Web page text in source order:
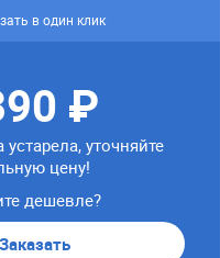
в один клик
₽
уточняйте
цену!
дешевле?
Заказать